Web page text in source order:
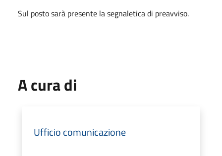
Sul posto sarà presente la segnaletica di preavviso.
A cura di
Ufficio comunicazione